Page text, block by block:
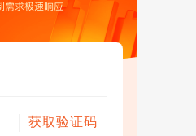
获取验证码